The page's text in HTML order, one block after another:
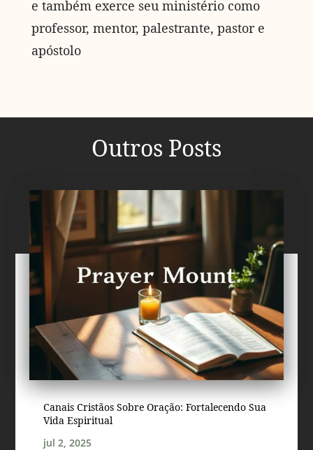
e também exerce seu ministério como
professor, mentor, palestrante, pastor e
apóstolo
Outros Posts
Canais Cristãos Sobre Oração: Fortalecendo Sua
Vida Espiritual
jul 2, 2025